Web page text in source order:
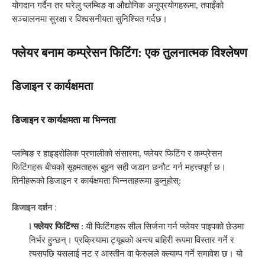
योगदान गर्दैन तर घरेलु प्लम्बिङ वा औद्योगिक अनुप्रयोगहरूमा, तपाइँको
सञ्चालनमा सुरक्षा र विश्वसनीयता सुनिश्चित गर्दछ।
फ्लेयर बनाम कम्प्रेसन फिटिंग: एक तुलनात्मक विश्लेषण
डिजाइन र कार्यक्षमता
डिजाइन र कार्यक्षमता मा भिन्नता
प्लम्बिङ र हाइड्रोलिक प्रणालीको संसारमा, फ्लेयर फिटिंग र कम्प्रेसन
फिटिंगहरू बीचको सूक्ष्मताहरू बुझ्न सही जडान छनौट गर्न महत्त्वपूर्ण छ।
तिनीहरूको डिजाइन र कार्यक्षमता भिन्नताहरूमा डुब्नुहोस्:
डिजाइन दर्शन :
lफ्लेयर फिटिंग्स : यी फिटिंगहरू सील सिर्जना गर्न फ्लेयर पाइपको छेउमा
निर्भर हुन्छन्। प्रक्रियामा ट्यूबको अन्त्य बाहिरी रूपमा विस्तार गर्ने र
त्यसपछि यसलाई नट र आस्तीन वा फेरुलले क्ल्याम्प गर्ने समावेश छ। यो